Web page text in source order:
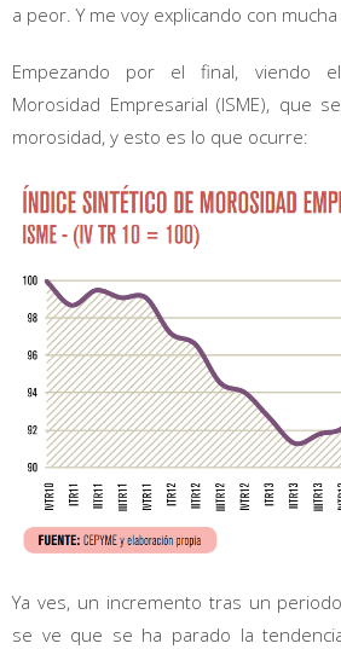
a peor. Y me voy explicando con mucha
Empezando por el final, viendo
Morosidad Empresarial (ISME), que
morosidad, y esto es lo que ocurre:
Ya ves, un incremento tras un
se ve que se ha parado la